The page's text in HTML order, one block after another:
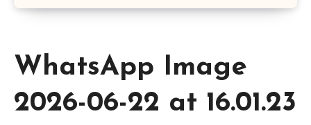
WhatsApp Image
2026-06-22 at 16.01.23